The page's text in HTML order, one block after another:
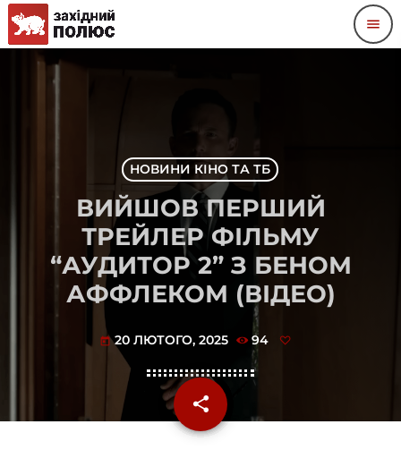
menu
НОВИНИ КІНО ТА ТБ
ВИЙШОВ ПЕРШИЙ
ТРЕЙЛЕР ФІЛЬМУ
“АУДИТОР 2” З БЕНОМ
АФФЛЕКОМ (ВІДЕО)
today 20 ЛЮТОГО, 2025 94
share
email